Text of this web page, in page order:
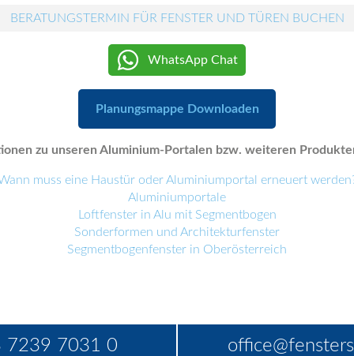
BERATUNGSTERMIN FÜR FENSTER UND TÜREN BUCHEN
WhatsApp Chat
Planungsmappe Downloaden
zu unseren Aluminium-Portalen bzw. weiteren
muss eine Haustür oder Aluminiumportal erneuert
Aluminiumportale
Loftfenster in Alu mit Segmentbogen
Sonderformen und Architekturfenster
Segmentbogenfenster in Oberösterreich
7239 7031 0